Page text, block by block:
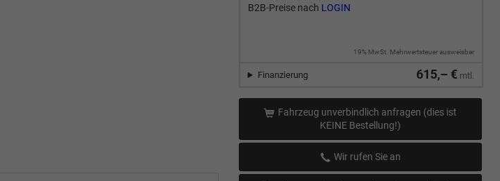
B2B-Preise nach LOGIN
19% MwSt. Mehrwertsteuer ausweisbar
615,– € mtl.
Finanzierung
Fahrzeug unverbindlich anfragen (dies ist
KEINE Bestellung!)
Wir rufen Sie an